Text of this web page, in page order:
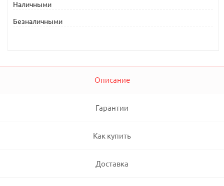
Наличными
Безналичными
Описание
Гарантии
Как купить
Доставка